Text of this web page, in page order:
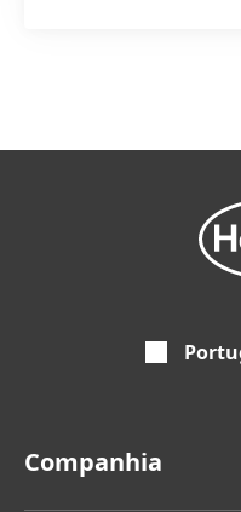
Companhia